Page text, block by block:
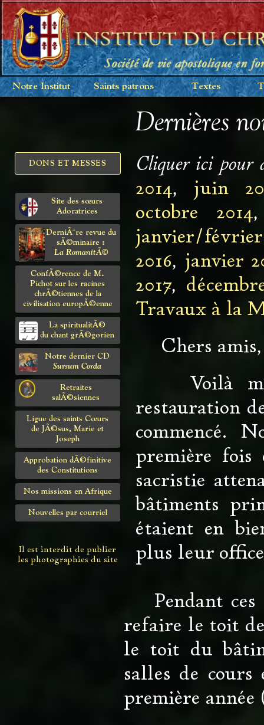
Notre Institut Saints patrons Textes
DONS ET MESSES
Site des sœurs
Adoratrices
DerniÃ¨re revue du
sÃ©minaire :
La RomanitÃ©
ConfÃ©rence de M.
Pichot sur les racines
chrÃ©tiennes de la
civilisation europÃ©enne
La spiritualitÃ©
du chant grÃ©gorien
Notre dernier CD
Sursum Corda
Retraites
salÃ©siennes
Ligue des saints Cœurs
de JÃ©sus, Marie et
Joseph
Approbation dÃ©finitive
des Constitutions
Nos missions en Afrique
Nouvelles par courriel
Il est interdit de publier
les photographies du site
Dernières
Cliquer ici pour
2014, juin
octobre 2014
janvier/février
2016, janvier
2017,
Travaux à la
Chers amis,
Voilà
restauration
commencé.
première
sacristie
bâtiments
étaient en
plus leur
Pendant ces
refaire le toit de
le toit du
salles de cours
première année